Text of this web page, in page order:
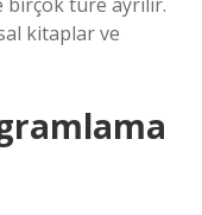
kitaplar ve